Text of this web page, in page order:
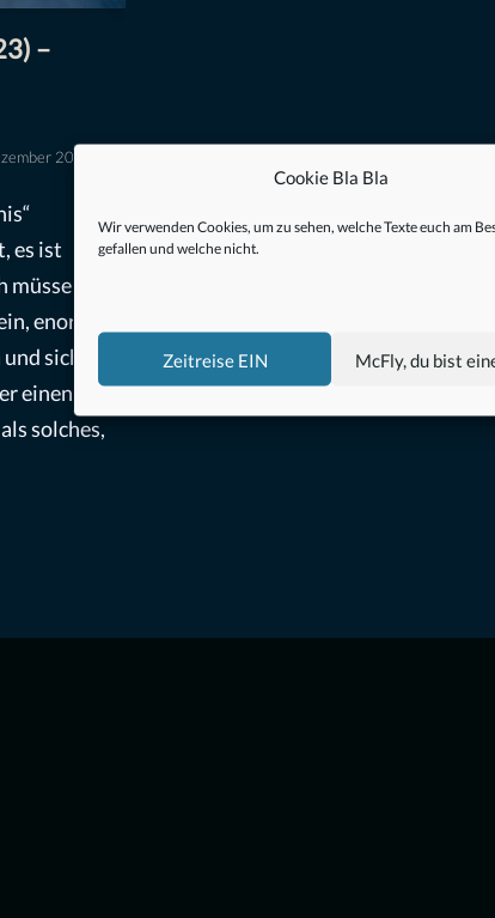
Cookie Bla Bla
Wir verwenden Cookies, um zu sehen, welche Texte euch am
gefallen und welche nicht.
Zeitreise EIN McFly, du bist
–
2023
es ist
die
enormen
sich gut
einen
solches,